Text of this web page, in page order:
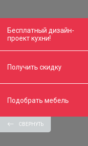
Бесплатный дизайн-
проект кухни!
Получить скидку
Подобрать мебель
СВЕРНУТЬ